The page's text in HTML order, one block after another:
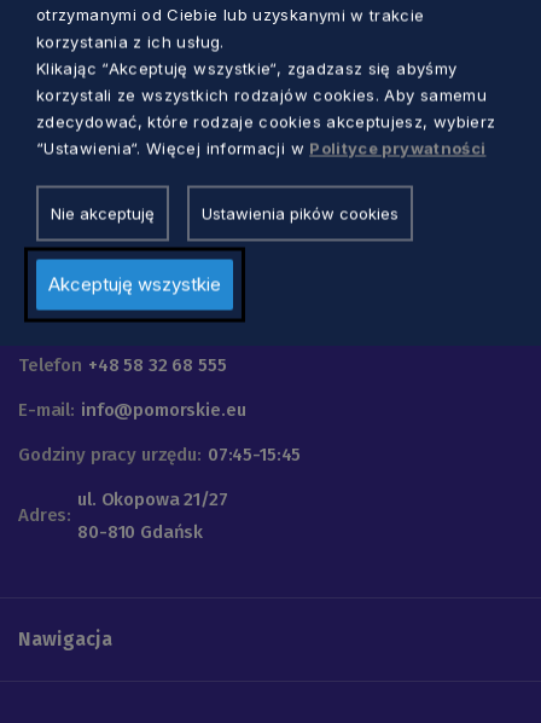
Urząd Marszałkowski
Województwa Pomorskiego
Telefon +48 58 32 68 555
E-mail: info@pomorskie.eu
Godziny pracy urzędu: 07:45-15:45
Adres:
ul. Okopowa 21/27
80-810 Gdańsk
Nawigacja
otrzymanymi od Ciebie lub uzyskanymi w trakcie
korzystania z ich usług.
Klikając “Akceptuję wszystkie“, zgadzasz się abyśmy
korzystali ze wszystkich rodzajów cookies. Aby samemu
zdecydować, które rodzaje cookies akceptujesz, wybierz
“Ustawienia“. Więcej informacji w Polityce prywatności
Nie akceptuję Ustawienia pików cookies
Akceptuję wszystkie